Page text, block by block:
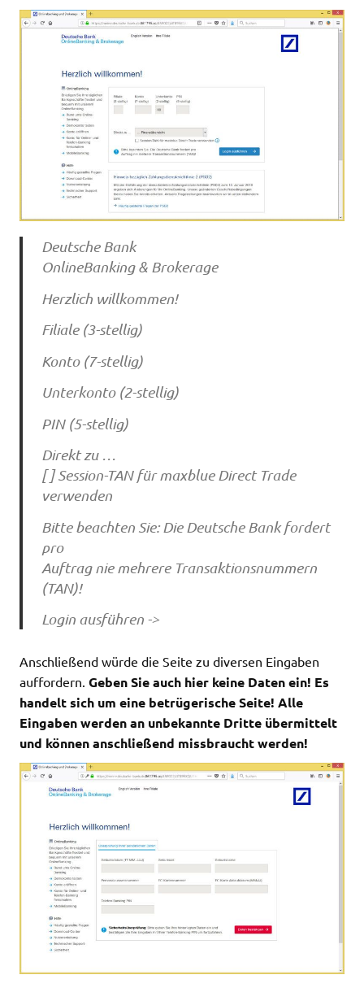
Deutsche Bank
OnlineBanking & Brokerage
Herzlich willkommen!
Filiale (3-stellig)
Konto (7-stellig)
Unterkonto (2-stellig)
PIN (5-stellig)
Direkt zu …
[ ] Session-TAN für maxblue Direct Trade
verwenden
Bitte beachten Sie: Die Deutsche Bank fordert
pro
Auftrag nie mehrere Transaktionsnummern
(TAN)!
Login ausführen ->
Anschließend würde die Seite zu diversen Eingaben
auffordern. Geben Sie auch hier keine Daten ein! Es
handelt sich um eine betrügerische Seite! Alle
Eingaben werden an unbekannte Dritte übermittelt
und können anschließend missbraucht werden!